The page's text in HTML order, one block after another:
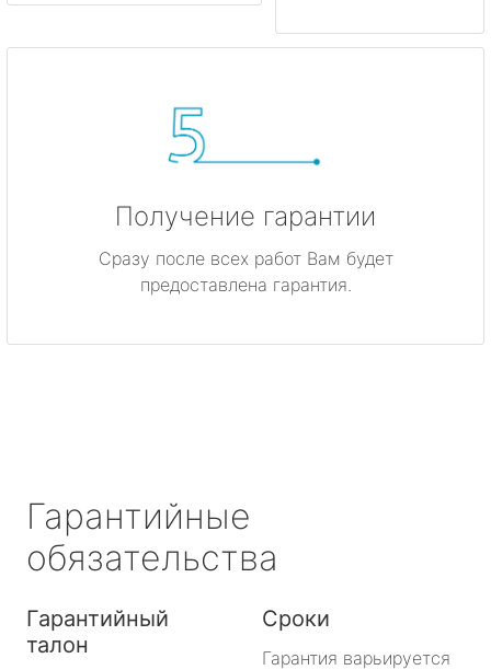
Получение гарантии
Сразу после всех работ Вам будет
предоставлена гарантия.
Гарантийные
обязательства
Гарантийный
талон
Сроки
Гарантия варьируется